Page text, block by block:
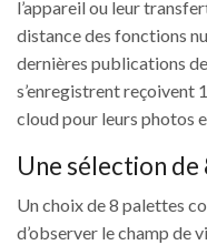
l’appareil ou leur
distance des fonctions
dernières publications
s’enregistrent reçoivent
cloud pour leurs photos
Une sélection
Un choix de 8 palettes
d’observer le champ de